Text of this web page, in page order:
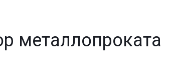
металлопроката